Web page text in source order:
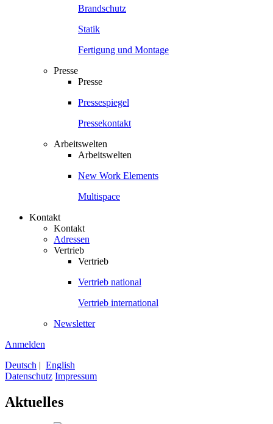
Brandschutz
Statik
Fertigung und Montage
Presse
Presse
Pressespiegel
Pressekontakt
Arbeitswelten
Arbeitswelten
New Work Elements
Multispace
Kontakt
Kontakt
Adressen
Vertrieb
Vertrieb
Vertrieb national
Vertrieb international
Newsletter
Anmelden
Deutsch | English
Datenschutz Impressum
Aktuelles